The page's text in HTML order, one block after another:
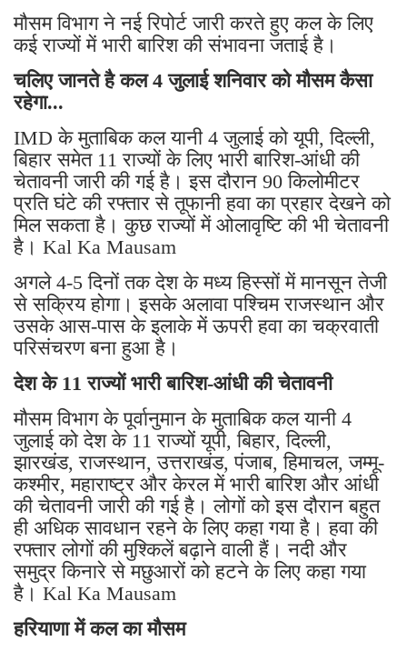
मौसम विभाग ने नई रिपोर्ट जारी करते हुए कल के लिए
कई राज्यों में भारी बारिश की संभावना जताई है।
चलिए जानते है कल 4 जुलाई शनिवार को मौसम कैसा
रहेगा...
IMD के मुताबिक कल यानी 4 जुलाई को यूपी, दिल्ली,
बिहार समेत 11 राज्यों के लिए भारी बारिश-आंधी की
चेतावनी जारी की गई है। इस दौरान 90 किलोमीटर
प्रति घंटे की रफ्तार से तूफानी हवा का प्रहार देखने को
मिल सकता है। कुछ राज्यों में ओलावृष्टि की भी चेतावनी
है। Kal Ka Mausam
अगले 4-5 दिनों तक देश के मध्य हिस्सों में मानसून तेजी
से सक्रिय होगा। इसके अलावा पश्चिम राजस्थान और
उसके आस-पास के इलाके में ऊपरी हवा का चक्रवाती
परिसंचरण बना हुआ है।
देश के 11 राज्यों भारी बारिश-आंधी की चेतावनी
मौसम विभाग के पूर्वानुमान के मुताबिक कल यानी 4
जुलाई को देश के 11 राज्यों यूपी, बिहार, दिल्ली,
झारखंड, राजस्थान, उत्तराखंड, पंजाब, हिमाचल, जम्मू-
कश्मीर, महाराष्ट्र और केरल में भारी बारिश और आंधी
की चेतावनी जारी की गई है। लोगों को इस दौरान बहुत
ही अधिक सावधान रहने के लिए कहा गया है। हवा की
रफ्तार लोगों की मुश्किलें बढ़ाने वाली हैं। नदी और
समुद्र किनारे से मछुआरों को हटने के लिए कहा गया
है। Kal Ka Mausam
हरियाणा में कल का मौसम